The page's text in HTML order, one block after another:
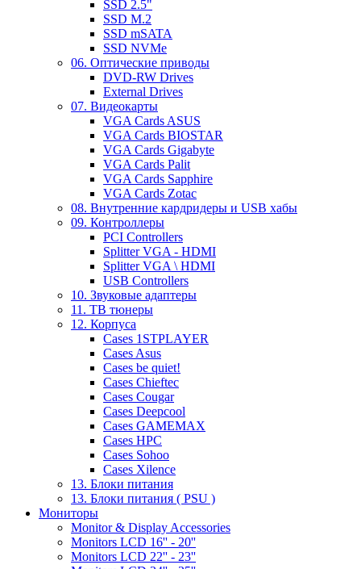
SSD 2.5"
SSD M.2
SSD mSATA
SSD NVMe
06. Оптические приводы
DVD-RW Drives
External Drives
07. Видеокарты
VGA Cards ASUS
VGA Cards BIOSTAR
VGA Cards Gigabyte
VGA Cards Palit
VGA Cards Sapphire
VGA Cards Zotac
08. Внутренние кардридеры и USB хабы
09. Контроллеры
PCI Controllers
Splitter VGA - HDMI
Splitter VGA \ HDMI
USB Controllers
10. Звуковые адаптеры
11. ТВ тюнеры
12. Корпуса
Cases 1STPLAYER
Cases Asus
Cases be quiet!
Cases Chieftec
Cases Cougar
Cases Deepcool
Cases GAMEMAX
Cases HPC
Cases Sohoo
Cases Xilence
13. Блоки питания
13. Блоки питания ( PSU )
Мониторы
Monitor & Display Accessories
Monitors LCD 16'' - 20''
Monitors LCD 22'' - 23''